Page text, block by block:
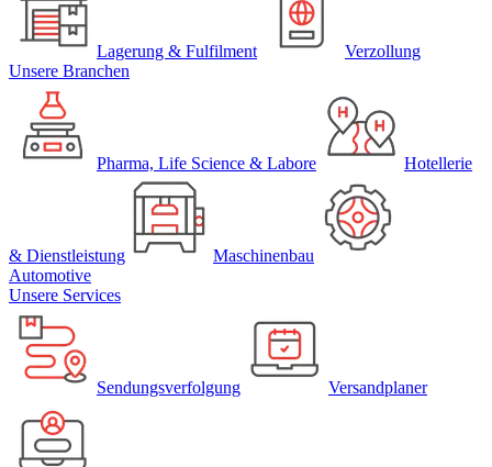
Lagerung & Fulfilment
Verzollung
Unsere Branchen
Pharma, Life Science & Labore Hotellerie
& Dienstleistung
Maschinenbau
Automotive
Unsere Services
Sendungsverfolgung Versandplaner